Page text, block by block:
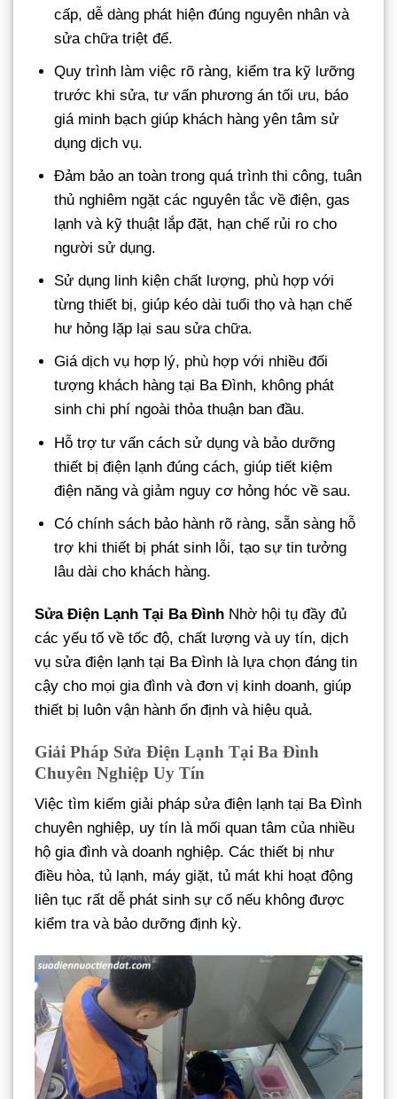
cấp, dễ dàng phát hiện đúng nguyên nhân và
sửa chữa triệt để.
Quy trình làm việc rõ ràng, kiểm tra kỹ lưỡng
trước khi sửa, tư vấn phương án tối ưu, báo
giá minh bạch giúp khách hàng yên tâm sử
dụng dịch vụ.
Đảm bảo an toàn trong quá trình thi công, tuân
thủ nghiêm ngặt các nguyên tắc về điện, gas
lạnh và kỹ thuật lắp đặt, hạn chế rủi ro cho
người sử dụng.
Sử dụng linh kiện chất lượng, phù hợp với
từng thiết bị, giúp kéo dài tuổi thọ và hạn chế
hư hỏng lặp lại sau sửa chữa.
Giá dịch vụ hợp lý, phù hợp với nhiều đối
tượng khách hàng tại Ba Đình, không phát
sinh chi phí ngoài thỏa thuận ban đầu.
Hỗ trợ tư vấn cách sử dụng và bảo dưỡng
thiết bị điện lạnh đúng cách, giúp tiết kiệm
điện năng và giảm nguy cơ hỏng hóc về sau.
Có chính sách bảo hành rõ ràng, sẵn sàng hỗ
trợ khi thiết bị phát sinh lỗi, tạo sự tin tưởng
lâu dài cho khách hàng.
Sửa Điện Lạnh Tại Ba Đình Nhờ hội tụ đầy đủ
các yếu tố về tốc độ, chất lượng và uy tín, dịch
vụ sửa điện lạnh tại Ba Đình là lựa chọn đáng tin
cậy cho mọi gia đình và đơn vị kinh doanh, giúp
thiết bị luôn vận hành ổn định và hiệu quả.
Giải Pháp Sửa Điện Lạnh Tại Ba Đình
Chuyên Nghiệp Uy Tín
Việc tìm kiếm giải pháp sửa điện lạnh tại Ba Đình
chuyên nghiệp, uy tín là mối quan tâm của nhiều
hộ gia đình và doanh nghiệp. Các thiết bị như
điều hòa, tủ lạnh, máy giặt, tủ mát khi hoạt động
liên tục rất dễ phát sinh sự cố nếu không được
kiểm tra và bảo dưỡng định kỳ.